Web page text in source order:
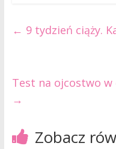
← 9 tydzień ciąży.
Test na ojcostwo w
→
Zobacz